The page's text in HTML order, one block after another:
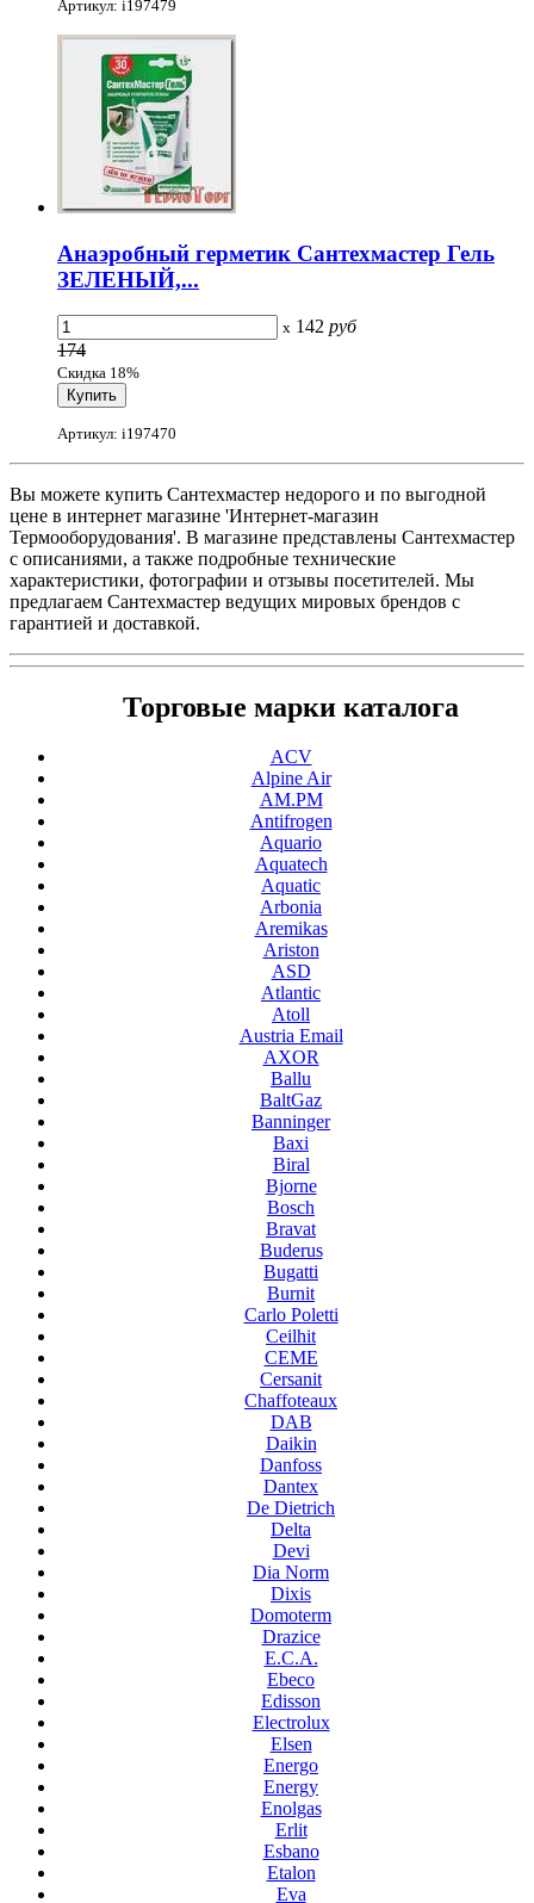
Артикул: i197479
Анаэробный герметик Сантехмастер Гель
ЗЕЛЕНЫЙ,...
x 142 руб
174
Скидка 18%
Артикул: i197470
Вы можете купить Сантехмастер недорого и по выгодной
цене в интернет магазине 'Интернет-магазин
Термооборудования'. В магазине представлены Сантехмастер
с описаниями, а также подробные технические
характеристики, фотографии и отзывы посетителей. Мы
предлагаем Сантехмастер ведущих мировых брендов с
гарантией и доставкой.
Торговые марки каталога
ACV
Alpine Air
AM.PM
Antifrogen
Aquario
Aquatech
Aquatic
Arbonia
Aremikas
Ariston
ASD
Atlantic
Atoll
Austria Email
AXOR
Ballu
BaltGaz
Banninger
Baxi
Biral
Bjorne
Bosch
Bravat
Buderus
Bugatti
Burnit
Carlo Poletti
Ceilhit
CEME
Cersanit
Chaffoteaux
DAB
Daikin
Danfoss
Dantex
De Dietrich
Delta
Devi
Dia Norm
Dixis
Domoterm
Drazice
E.C.A.
Ebeco
Edisson
Electrolux
Elsen
Energo
Energy
Enolgas
Erlit
Esbano
Etalon
Eva